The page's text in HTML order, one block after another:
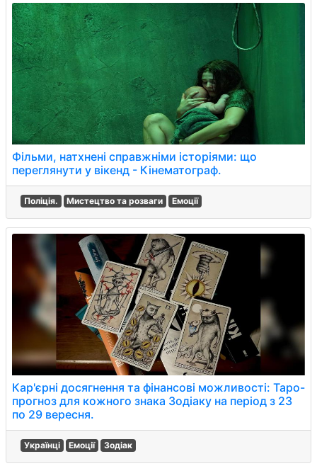
Фільми, натхнені справжніми історіями: що
переглянути у вікенд - Кінематограф.
Поліція. Мистецтво та розваги Емоції
Кар'єрні досягнення та фінансові можливості: Таро-
прогноз для кожного знака Зодіаку на період з 23
по 29 вересня.
Українці Емоції Зодіак